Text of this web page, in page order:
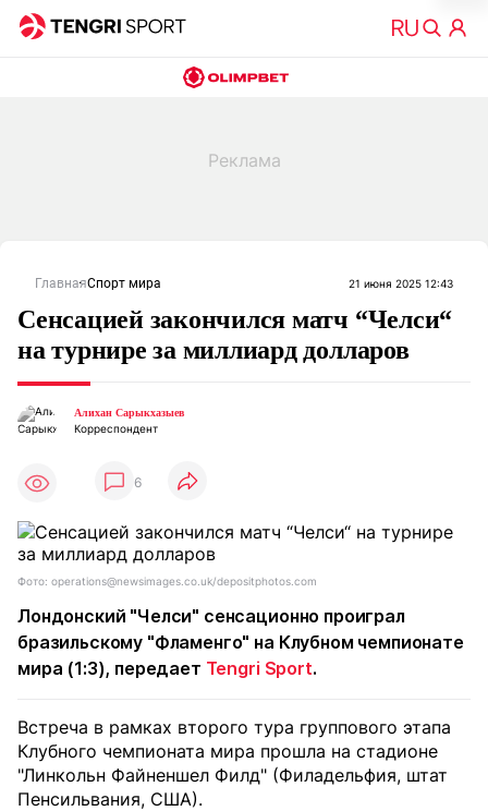
ГлавнаяСпорт мира 21 июня 2025 12:43
Сенсацией закончился матч “Челси“
на турнире за миллиард долларов
Алихан Сарыкхазыев
Корреспондент
6
Фото: operations@newsimages.co.uk/depositphotos.com
Лондонский "Челси" сенсационно проиграл
бразильскому "Фламенго" на Клубном чемпионате
мира (1:3), передает Tengri Sport.
Встреча в рамках второго тура группового этапа
Клубного чемпионата мира прошла на стадионе
"Линкольн Файненшел Филд" (Филадельфия, штат
Пенсильвания, США).